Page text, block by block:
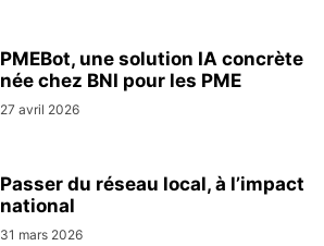
PMEBot, une solution IA concrète
née chez BNI pour les PME
27 avril 2026
Passer du réseau local, à l’impact
national
31 mars 2026